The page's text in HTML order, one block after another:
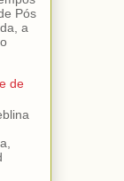
Pós
a
de